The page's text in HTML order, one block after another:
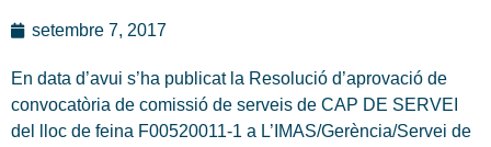
setembre 7, 2017
En data d’avui s’ha publicat la Resolució d’aprovació de
convocatòria de comissió de serveis de CAP DE SERVEI
del lloc de feina F00520011-1 a L’IMAS/Gerència/Servei de